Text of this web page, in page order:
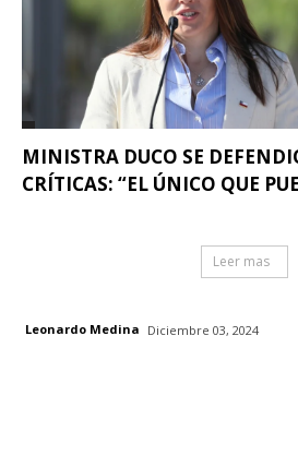
MINISTRA DUCO SE
CRÍTICAS: “EL ÚNICO QUE
Leer mas
Leonardo Medina Diciembre 03, 2024